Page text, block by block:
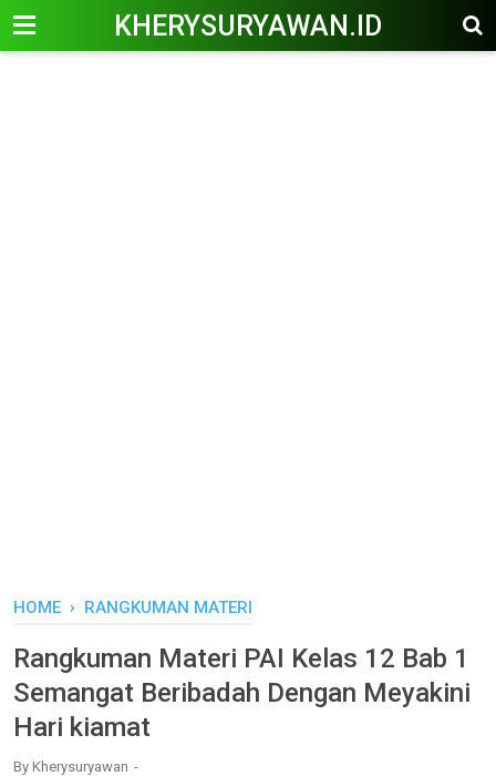
KHERYSURYAWAN.ID
HOME › RANGKUMAN MATERI
Rangkuman Materi PAI Kelas 12 Bab 1
Semangat Beribadah Dengan Meyakini
Hari kiamat
By Kherysuryawan